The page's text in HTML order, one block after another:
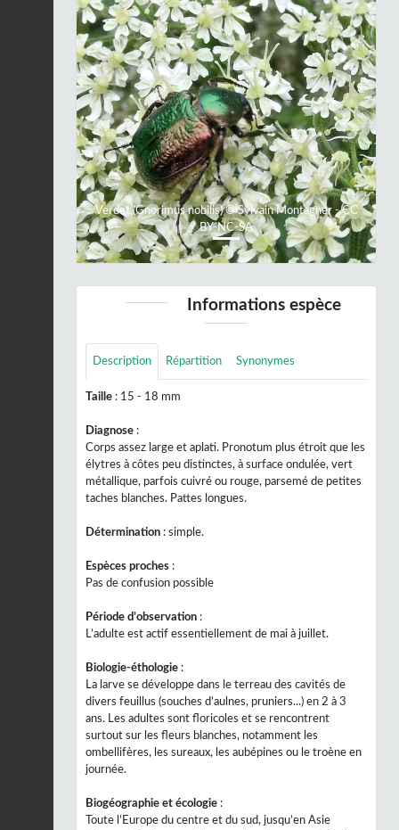
Verdet (Gnorimus nobilis) © Sylvain Montagner - CC
BY-NC-SA
Previous Next
Informations espèce
Description Répartition Synonymes
Taille : 15 - 18 mm
Diagnose :
Corps assez large et aplati. Pronotum plus étroit que les
élytres à côtes peu distinctes, à surface ondulée, vert
métallique, parfois cuivré ou rouge, parsemé de petites
taches blanches. Pattes longues.
Détermination : simple.
Espèces proches :
Pas de confusion possible
Période d’observation :
L’adulte est actif essentiellement de mai à juillet.
Biologie-éthologie :
La larve se développe dans le terreau des cavités de
divers feuillus (souches d’aulnes, pruniers...) en 2 à 3
ans. Les adultes sont floricoles et se rencontrent
surtout sur les fleurs blanches, notamment les
ombellifères, les sureaux, les aubépines ou le troène en
journée.
Biogéographie et écologie :
Toute l’Europe du centre et du sud, jusqu’en Asie